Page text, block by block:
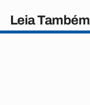
Leia Também